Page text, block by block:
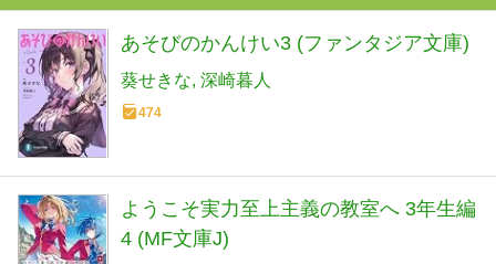
あそびのかんけい3 (ファンタジア文庫)
葵せきな 深崎暮人
474
ようこそ実力至上主義の教室へ 3年生編
4 (MF文庫J)